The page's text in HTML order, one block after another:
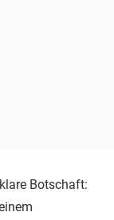
Botschaft: